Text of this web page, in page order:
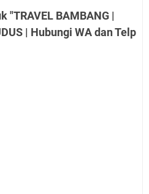
"TRAVEL BAMBANG |
| Hubungi WA dan Telp